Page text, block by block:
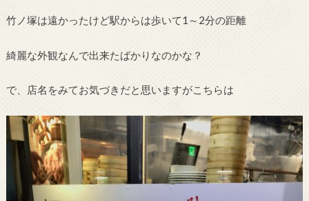
竹ノ塚は遠かったけど駅からは歩いて1～2分の距離
綺麗な外観なんで出来たばかりなのかな？
で、店名をみてお気づきだと思いますがこちらは